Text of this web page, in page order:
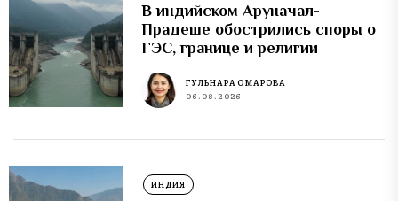
В индийском Аруначал-
Прадеше обострились споры о
ГЭС, границе и религии
ГУЛЬНАРА ОМАРОВА
06.08.2026
ИНДИЯ